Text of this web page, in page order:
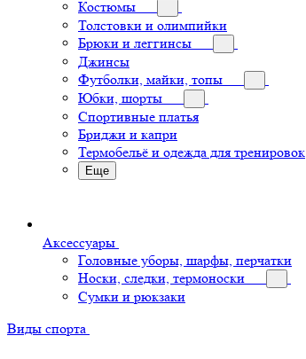
Костюмы
Толстовки и олимпийки
Брюки и леггинсы
Джинсы
Футболки, майки, топы
Юбки, шорты
Спортивные платья
Бриджи и капри
Термобельё и одежда для тренировок
Еще
Аксессуары
Головные уборы, шарфы, перчатки
Носки, следки, термоноски
Сумки и рюкзаки
Виды спорта